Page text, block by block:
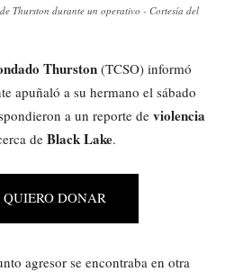
Thurston durante un operativo - Cortesía del
Thurston (TCSO) informó
apuñaló a su hermano el sábado
a un reporte de violencia
de Black Lake.
QUIERO DONAR
agresor se encontraba en otra